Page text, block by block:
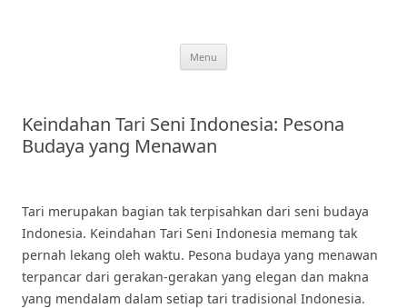
Menu
Keindahan Tari Seni Indonesia: Pesona
Budaya yang Menawan
Tari merupakan bagian tak terpisahkan dari seni budaya
Indonesia. Keindahan Tari Seni Indonesia memang tak
pernah lekang oleh waktu. Pesona budaya yang menawan
terpancar dari gerakan-gerakan yang elegan dan makna
yang mendalam dalam setiap tari tradisional Indonesia.